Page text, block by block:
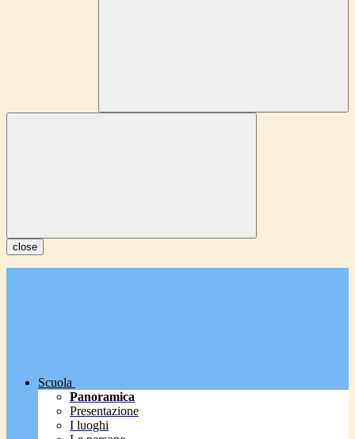
close
Scuola
Panoramica
Presentazione
I luoghi